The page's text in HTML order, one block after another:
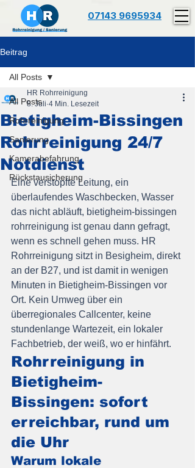
07143 9695934
Beitrag
All Posts
Rohrreinigung
Sanierung
Kamerabefahrung
Rückstausicherung
All Posts
Bietigheim-Bissingen
Rohrreinigung 24/7
Notdienst
HR Rohrreinigung
8. Juli 4 Min. Lesezeit
Eine verstopfte Leitung, ein
überlaufendes Waschbecken, Wasser
das nicht abläuft, bietigheim-bissingen
rohrreinigung ist genau dann gefragt,
wenn es schnell gehen muss. HR
Rohrreinigung sitzt in Besigheim, direkt
an der B27, und ist damit in wenigen
Minuten in Bietigheim-Bissingen vor
Ort. Kein Umweg über ein
überregionales Callcenter, keine
stundenlange Wartezeit, ein lokaler
Fachbetrieb, der weiß, wo er hinfährt.
Rohrreinigung in
Bietigheim-
Bissingen: sofort
erreichbar, rund um
die Uhr
Warum lokale